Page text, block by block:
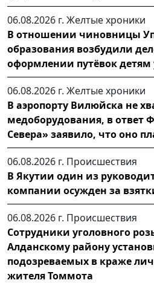
06.08.2026 г. Желтые хроники
В отношении чиновницы
образования возбудили
оформлении путёвок детям
06.08.2026 г. Желтые хроники
В аэропорту Вилюйска не
медоборудования, в ответ
Севера» заявило, что оно
06.08.2026 г. Происшествия
В Якутии один из
компании осужден за
06.08.2026 г. Происшествия
Сотрудники уголовного
Алданскому району
подозреваемых в краже
жителя Томмота